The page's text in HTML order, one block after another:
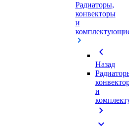
Радиаторы,
конвекторы
и
chevron_left
Назад
и
chevron_right
expand_more